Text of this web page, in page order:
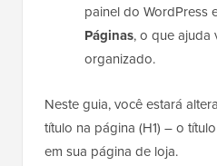
painel do WordPress
Páginas, o que ajuda
organizado.
Neste guia, você estará
título na página (H1) – o
em sua página de loja.